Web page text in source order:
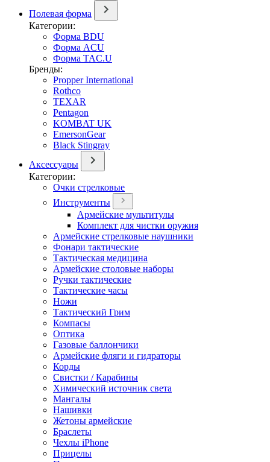
Полевая форма
Категории:
Форма BDU
Форма ACU
Форма TAC.U
Бренды:
Propper International
Rothco
TEXAR
Pentagon
KOMBAT UK
EmersonGear
Black Stingray
Аксессуары
Категории:
Очки стрелковые
Инструменты
Армейские мультитулы
Комплект для чистки оружия
Армейские стрелковые наушники
Фонари тактические
Тактическая медицина
Армейские столовые наборы
Ручки тактические
Тактические часы
Ножи
Тактический Грим
Компасы
Оптика
Газовые баллончики
Армейские фляги и гидраторы
Корды
Свистки / Карабины
Химический источник света
Мангалы
Нашивки
Жетоны армейские
Браслеты
Чехлы iPhone
Прицелы